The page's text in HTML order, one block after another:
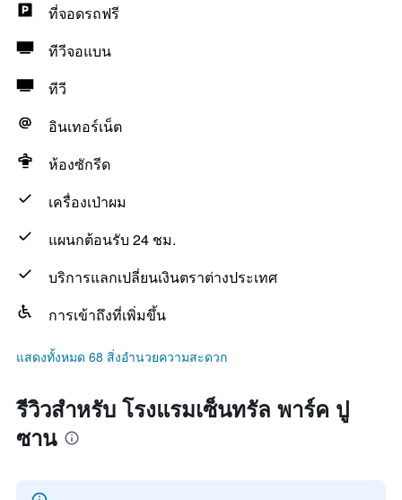
ที่จอดรถฟรี
ทีวีจอแบน
ทีวี
อินเทอร์เน็ต
ห้องซักรีด
เครื่องเป่าผม
แผนกต้อนรับ 24 ชม.
บริการแลกเปลี่ยนเงินตราต่างประเทศ
การเข้าถึงที่เพิ่มขึ้น
แสดงทั้งหมด 68 สิ่งอำนวยความสะดวก
รีวิวสำหรับ โรงแรมเซ็นทรัล พาร์ค ปู
ซาน